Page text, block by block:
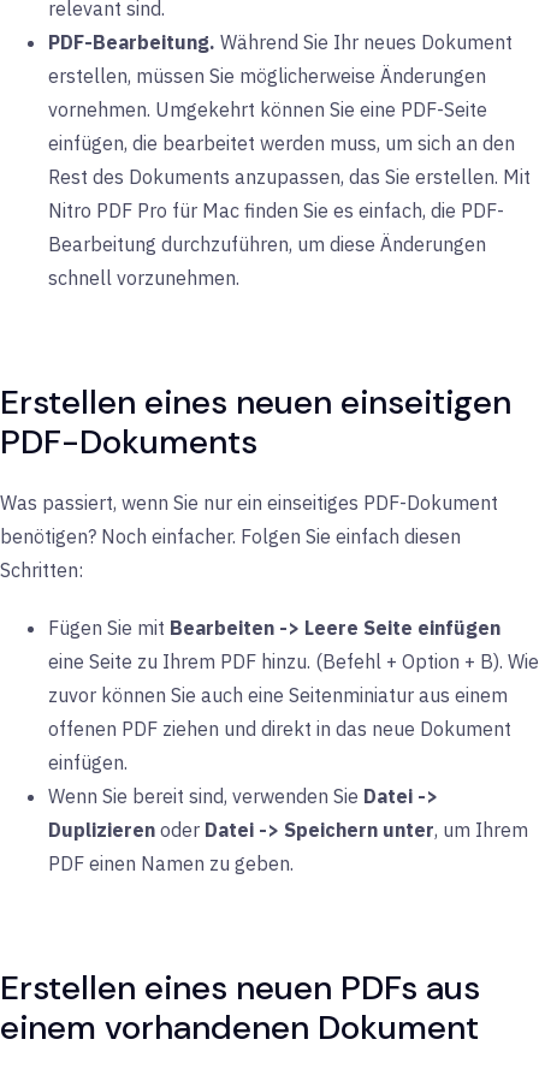
relevant sind.
PDF-Bearbeitung. Während Sie Ihr neues Dokument
erstellen, müssen Sie möglicherweise Änderungen
vornehmen. Umgekehrt können Sie eine PDF-Seite
einfügen, die bearbeitet werden muss, um sich an den
Rest des Dokuments anzupassen, das Sie erstellen. Mit
Nitro PDF Pro für Mac finden Sie es einfach, die PDF-
Bearbeitung durchzuführen, um diese Änderungen
schnell vorzunehmen.
Erstellen eines neuen einseitigen
PDF-Dokuments
Was passiert, wenn Sie nur ein einseitiges PDF-Dokument
benötigen? Noch einfacher. Folgen Sie einfach diesen
Schritten:
Fügen Sie mit Bearbeiten -> Leere Seite einfügen
eine Seite zu Ihrem PDF hinzu. (Befehl + Option + B). Wie
zuvor können Sie auch eine Seitenminiatur aus einem
offenen PDF ziehen und direkt in das neue Dokument
einfügen.
Wenn Sie bereit sind, verwenden Sie Datei ->
Duplizieren oder Datei -> Speichern unter, um Ihrem
PDF einen Namen zu geben.
Erstellen eines neuen PDFs aus
einem vorhandenen Dokument